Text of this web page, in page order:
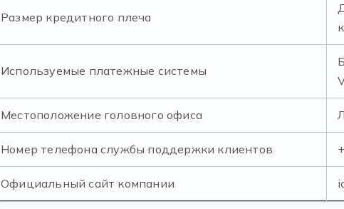
Размер кредитного плеча
Используемые платежные системы
Местоположение головного офиса
Номер телефона службы поддержки клиентов
Официальный сайт компании